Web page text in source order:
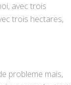
avec trois
trois hectares,
probleme mais,